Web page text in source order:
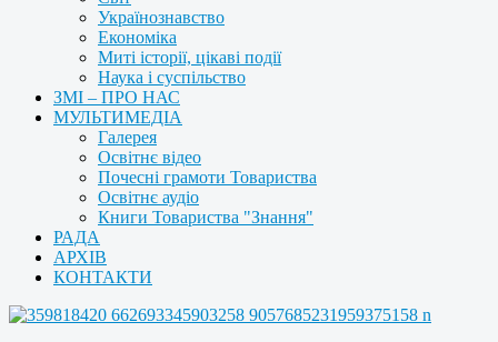
Українознавство
Економіка
Миті історії, цікаві події
Наука і суспільство
ЗМІ – ПРО НАС
МУЛЬТИМЕДІА
Галерея
Освітнє відео
Почесні грамоти Товариства
Освітнє аудіо
Книги Товариства "Знання"
РАДА
АРХІВ
КОНТАКТИ